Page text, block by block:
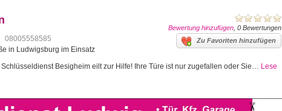
Bewertung hinzufügen , 0 Bewertungen
Zu Favoriten hinzufügen
08005558585
in Ludwigsburg im Einsatz
Besigheim eilt zur Hilfe! Ihre Türe ist nur zugefallen oder Sie… Lese